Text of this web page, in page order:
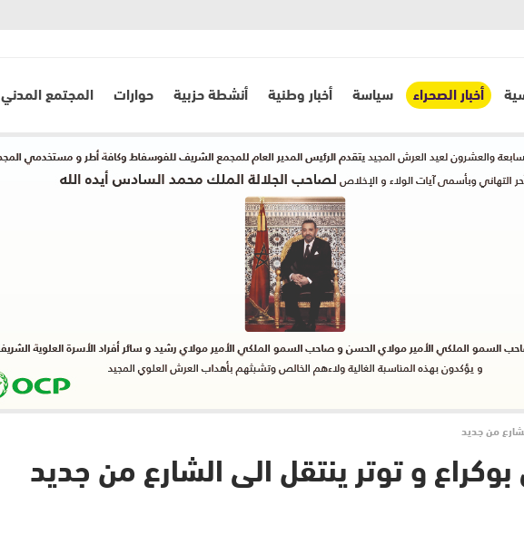
أخبار الصحراء سياسة أخبار وطنية أنشطة حزبية حوارات المجتمع المدني
من جديد
و توتر ينتقل الى الشارع من جديد